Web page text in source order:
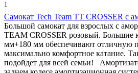
1
Cамокат Tech Team TT CROSSER с
Большой самокат для взрослых с
TEAM CROSSER розовый. Большие
мм+180 мм обеспечивают отличную
максимально комфортное катание.
подойдет для всей семьи!